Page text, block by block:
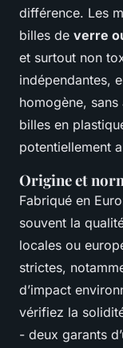
différence. Les
billes de verre
et surtout non
indépendantes,
homogène,
billes en
potentiellement
Origine et
Fabriqué en
souvent la
locales ou
strictes,
d’impact
vérifiez la
- deux garants